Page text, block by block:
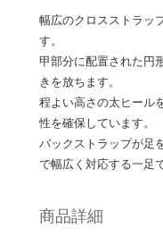
幅広のクロスストラッ
す。
甲部分に配置された円
きを放ちます。
程よい高さの太ヒール
性を確保しています。
バックストラップが足
で幅広く対応する一足
商品詳細